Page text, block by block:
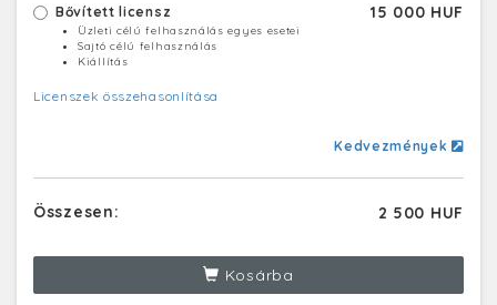
Bővített licensz 15 000 HUF
Üzleti célú felhasználás egyes esetei
Sajtó célú felhasználás
Kiállítás
Licenszek összehasonlítása
Kedvezmények
Összesen: 2 500 HUF
Kosárba